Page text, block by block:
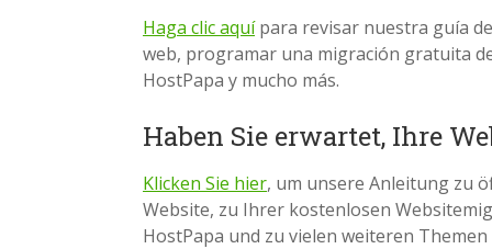
Haga clic aquípara revisar nuestra guía
web, programar una migración gratuita
HostPapa y mucho más.
Haben Sie erwartet, Ihre
Klicken Sie hier, um unsere Anleitung zu
Website, zu Ihrer kostenlosen
HostPapa und zu vielen weiteren